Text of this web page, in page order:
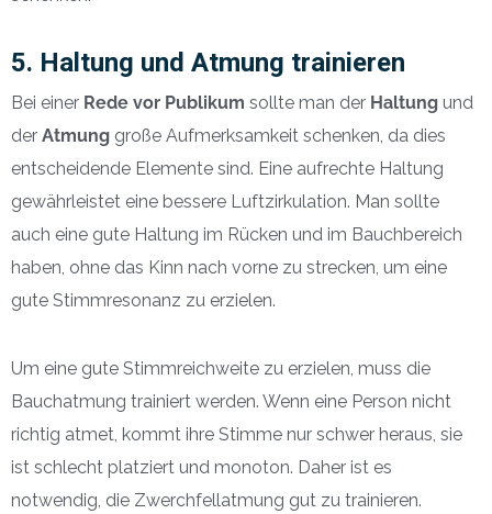
5. Haltung und Atmung trainieren
Bei einer Rede vor Publikum sollte man der Haltung und
der Atmung große Aufmerksamkeit schenken, da dies
entscheidende Elemente sind. Eine aufrechte Haltung
gewährleistet eine bessere Luftzirkulation. Man sollte
auch eine gute Haltung im Rücken und im Bauchbereich
haben, ohne das Kinn nach vorne zu strecken, um eine
gute Stimmresonanz zu erzielen.
Um eine gute Stimmreichweite zu erzielen, muss die
Bauchatmung trainiert werden. Wenn eine Person nicht
richtig atmet, kommt ihre Stimme nur schwer heraus, sie
ist schlecht platziert und monoton. Daher ist es
notwendig, die Zwerchfellatmung gut zu trainieren.